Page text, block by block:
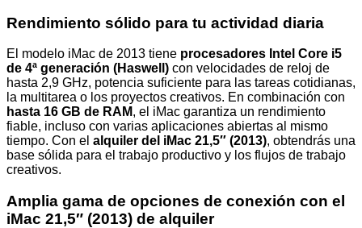
Rendimiento sólido para tu actividad diaria
El modelo iMac de 2013 tiene procesadores Intel Core i5
de 4ª generación (Haswell) con velocidades de reloj de
hasta 2,9 GHz, potencia suficiente para las tareas cotidianas,
la multitarea o los proyectos creativos. En combinación con
hasta 16 GB de RAM, el iMac garantiza un rendimiento
fiable, incluso con varias aplicaciones abiertas al mismo
tiempo. Con el alquiler del iMac 21,5″ (2013), obtendrás una
base sólida para el trabajo productivo y los flujos de trabajo
creativos.
Amplia gama de opciones de conexión con el
iMac 21,5″ (2013) de alquiler